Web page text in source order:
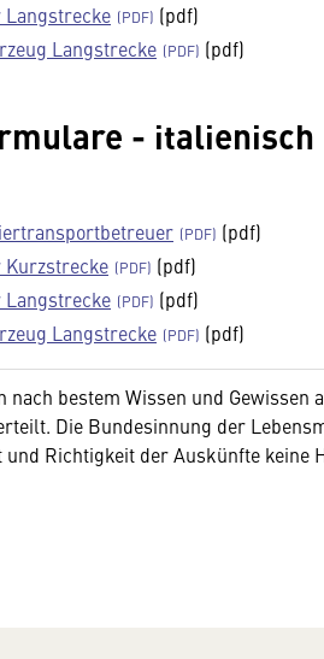
(pdf)
Langstrecke
(pdf)
- italienisch
(pdf)
(pdf)
(pdf)
Langstrecke
(pdf)
bestem Wissen und
Die Bundesinnung der
Richtigkeit der Auskünfte keine